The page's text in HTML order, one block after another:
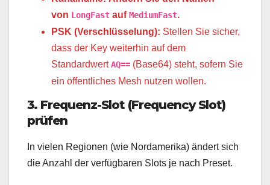
von LongFast aufMediumFast.
PSK (Verschlüsselung): Stellen Sie sicher,
dass der Key weiterhin auf dem
StandardwertAQ== (Base64) steht, sofern Sie
ein öffentliches Mesh nutzen wollen.
3. Frequenz-Slot (Frequency Slot)
prüfen
In vielen Regionen (wie Nordamerika) ändert sich
die Anzahl der verfügbaren Slots je nach Preset.